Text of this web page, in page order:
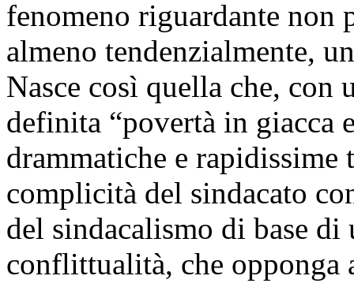
fenomeno riguardante
almeno tendenzialmente,
Nasce così quella che, con
definita “povertà in giacca
drammatiche e
complicità del sindacato
del sindacalismo di base di
conflittualità, che opponga